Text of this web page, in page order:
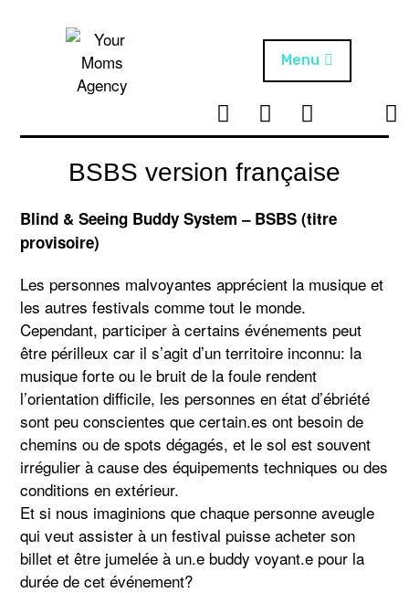
Your Moms
Agency
Menu
NEWS
w
t
e
n
t
g
m
B i
BSBS version française
Blind & Seeing Buddy System – BSBS (titre
provisoire)
Les personnes malvoyantes apprécient la musique et
les autres festivals comme tout le monde.
Cependant, participer à certains événements peut
être périlleux car il s’agit d’un territoire inconnu: la
musique forte ou le bruit de la foule rendent
l’orientation difficile, les personnes en état d’ébriété
sont peu conscientes que certain.es ont besoin de
chemins ou de spots dégagés, et le sol est souvent
irrégulier à cause des équipements techniques ou des
conditions en extérieur.
Et si nous imaginions que chaque personne aveugle
qui veut assister à un festival puisse acheter son
billet et être jumelée à un.e buddy voyant.e pour la
durée de cet événement?